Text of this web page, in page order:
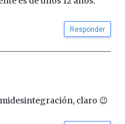
Responder
claro 😉